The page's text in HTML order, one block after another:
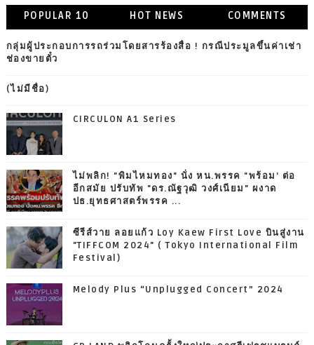
POPULAR 10 HOT NEWS COMMENTS
กลุ่มผู้ประกอบการรถร่วมโดยสารร้องสื่อ ! กรณีประมูลขึ้นค่าเช่า
ช่องขายตั๋ว
(ไม่มีชื่อ)
CIRCULON A1 Series
ไม่พลิก! "พิมไหมทอง" นั่ง หน.พรรค "พร้อม' ต่อ
อีกสมัย ปรับทัพ "ดร.ณัฐวุฒิ วงศ์เนียม" ผงาด
ปธ.ยุทธศาสตร์พรรค ...
ซีรีส์วาย ลอยแก้ว Loy Kaew First Love บินสู่งาน
"TIFFCOM 2024" ( Tokyo International Film
Festival)
Melody Plus “Unplugged Concert” 2024